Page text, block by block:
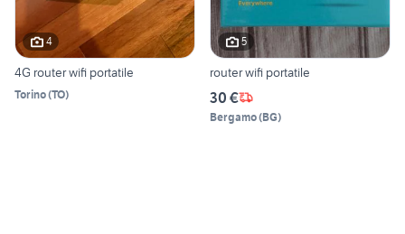
4
4G router wifi portatile
Torino(TO)
5
router wifi portatile
30 €
Bergamo(BG)